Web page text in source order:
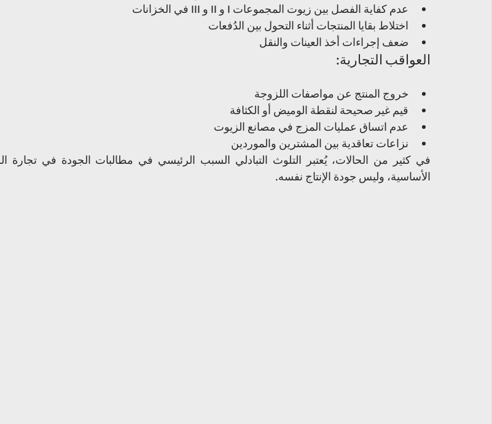
عدم كفاية الفصل بين زيوت المجموعات I و II و III في الخزانات
اختلاط بقايا المنتجات أثناء التحول بين الدُفعات
ضعف إجراءات أخذ العينات والنقل
العواقب التجارية:
خروج المنتج عن مواصفات اللزوجة
قيم غير صحيحة لنقطة الوميض أو الكثافة
عدم اتساق عمليات المزج في مصانع الزيوت
نزاعات تعاقدية بين المشترين والموردين
الأساسية، وليس جودة الإنتاج نفسه.